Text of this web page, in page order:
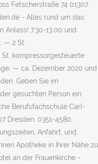
Fetscherstraße 74 01307
- Alles rund um das
Anlass! 7.30-13.00 und
— 2 St.
kompressorgesteuerte
— ca. Dezember 2020 und
Geben Sie im
gesuchten Person ein.
Berufsfachschule Carl-
Dresden, 0351-4580,
Anfahrt, und.
Apotheke in Ihrer Nähe zu
an der Frauenkirche -